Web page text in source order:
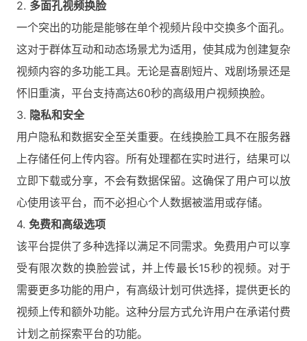
2. 多面孔视频换脸
一个突出的功能是能够在单个视频片段中交换多个面孔。
这对于群体互动和动态场景尤为适用，使其成为创建复杂
视频内容的多功能工具。无论是喜剧短片、戏剧场景还是
怀旧重演，平台支持高达60秒的高级用户视频换脸。
3. 隐私和安全
用户隐私和数据安全至关重要。在线换脸工具不在服务器
上存储任何上传内容。所有处理都在实时进行，结果可以
立即下载或分享，不会有数据保留。这确保了用户可以放
心使用该平台，而不必担心个人数据被滥用或存储。
4. 免费和高级选项
该平台提供了多种选择以满足不同需求。免费用户可以享
受有限次数的换脸尝试，并上传最长15秒的视频。对于
需要更多功能的用户，有高级计划可供选择，提供更长的
视频上传和额外功能。这种分层方式允许用户在承诺付费
计划之前探索平台的功能。